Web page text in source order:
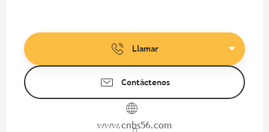
Llamar
Contáctenos
www.cnbs56.com